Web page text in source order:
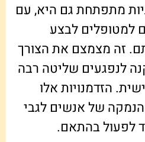
מתפתחת גם היא, עם
למטופלים לבצע
זה מצמצם את הצורך
לנפגעים שליטה רבה
הזדמנויות אלו
של אנשים לגבי
לפעול בהתאם.